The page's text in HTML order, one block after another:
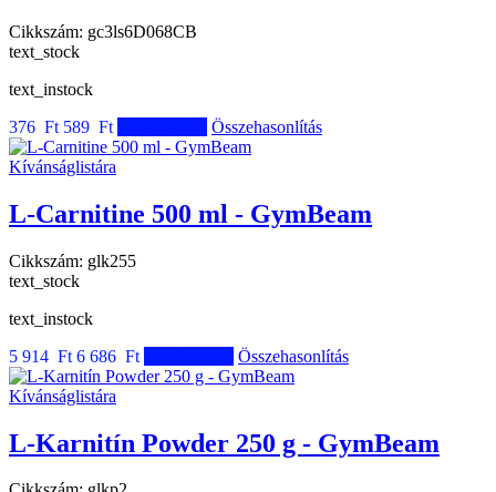
Cikkszám: gc3ls6D068CB
text_stock
text_instock
376 Ft 589 Ft Összehasonlítás
Kívánságlistára
L-Carnitine 500 ml - GymBeam
Cikkszám: glk255
text_stock
text_instock
5 914 Ft 6 686 Ft Összehasonlítás
Kívánságlistára
L-Karnitín Powder 250 g - GymBeam